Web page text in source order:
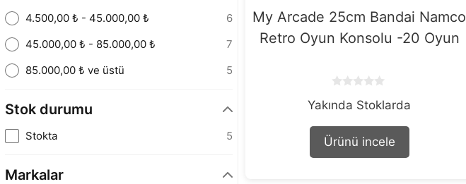
My Arcade 25cm Bandai Namco
Retro Oyun Konsolu -20 Oyun
o
t
o
f
Yakında Stoklarda
Ürünü incele
4.500,00 ₺ - 45.000,00 ₺
6
45.000,00 ₺ - 85.000,00 ₺
7
85.000,00 ₺ ve üstü
5
Stok durumu
Stokta 5
Markalar